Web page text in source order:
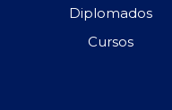
Diplomados
Cursos